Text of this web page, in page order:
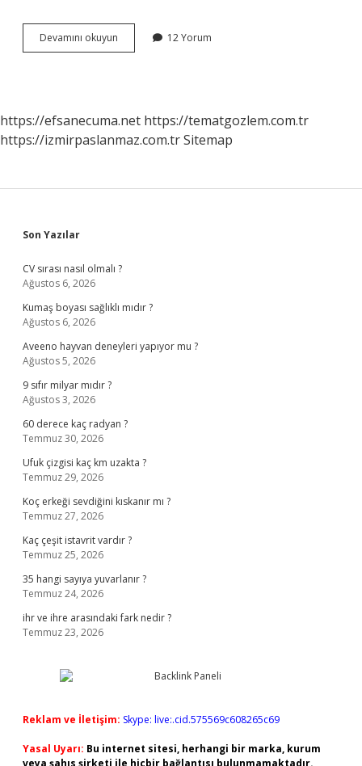
Devamını okuyun
Vasıta
12 Yorum
https://efsanecuma.net https://tematgozlem.com.tr
https://izmirpaslanmaz.com.trSitemap
Sidebar
Son Yazılar
CV sırası nasıl olmalı ?
Ağustos 6, 2026
Kumaş boyası sağlıklı mıdır ?
Ağustos 6, 2026
Aveeno hayvan deneyleri yapıyor mu ?
Ağustos 5, 2026
9 sıfır milyar mıdır ?
Ağustos 3, 2026
60 derece kaç radyan ?
Temmuz 30, 2026
Ufuk çizgisi kaç km uzakta ?
Temmuz 29, 2026
Koç erkeği sevdiğini kıskanır mı ?
Temmuz 27, 2026
Kaç çeşit istavrit vardır ?
Temmuz 25, 2026
35 hangi sayıya yuvarlanır ?
Temmuz 24, 2026
ihr ve ihre arasındaki fark nedir ?
Temmuz 23, 2026
Reklam ve İletişim: Skype: live:.cid.575569c608265c69
Yasal Uyarı: Bu internet sitesi, herhangi bir marka, kurum
veya şahıs şirketi ile hiçbir bağlantısı bulunmamaktadır.